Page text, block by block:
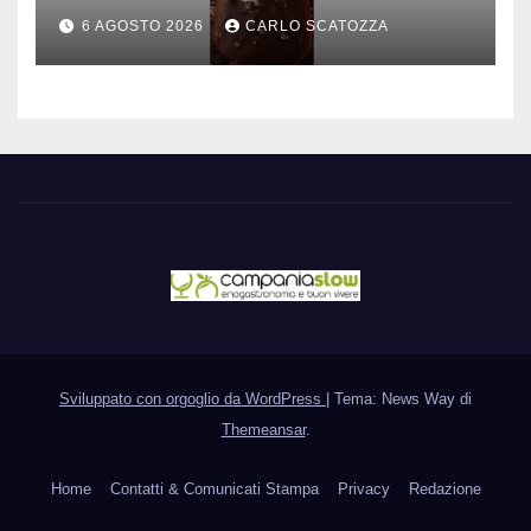
è nato a Caivano
6 AGOSTO 2026 CARLO SCATOZZA
Sviluppato con orgoglio da WordPress
Tema: News Way di
Themeansar.
Home Contatti & Comunicati Stampa Privacy Redazione